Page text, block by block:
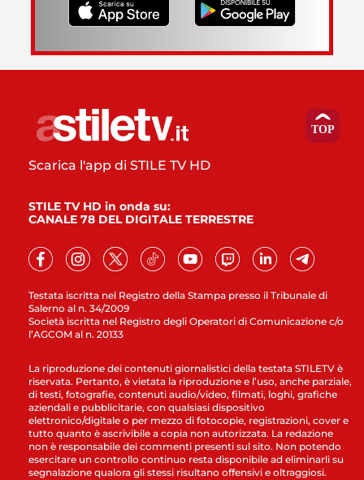
Testata iscritta nel Registro della Stampa presso il Tribunale di
Salerno al n. 34/2009
Società iscritta nel Registro degli Operatori di Comunicazione c/o
l’AGCOM al n. 20133
Scarica l'app di STILE TV HD
STILE TV HD in onda su:
CANALE 78 DEL DIGITALE TERRESTRE
La riproduzione dei contenuti giornalistici della testata STILETV è
riservata. Pertanto, è vietata la riproduzione e l’uso, anche parziale,
di testi, fotografie, contenuti audio/video, filmati, loghi, grafiche
aziendali e pubblicitarie, con qualsiasi dispositivo
elettronico/digitale o per mezzo di fotocopie, registrazioni, cover e
tutto quanto è ascrivibile a copia non autorizzata. La redazione
non è responsabile dei commenti presenti sul sito. Non potendo
esercitare un controllo continuo resta disponibile ad eliminarli su
segnalazione qualora gli stessi risultano offensivi e oltraggiosi.